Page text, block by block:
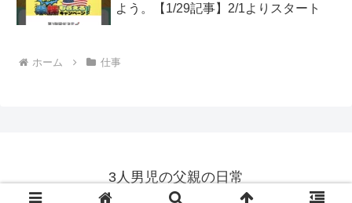
よう。【1/29記事】2/1よりスタート
ホーム 仕事
3人男児の父親の日常
© 2018 3人男児の父親の日常.